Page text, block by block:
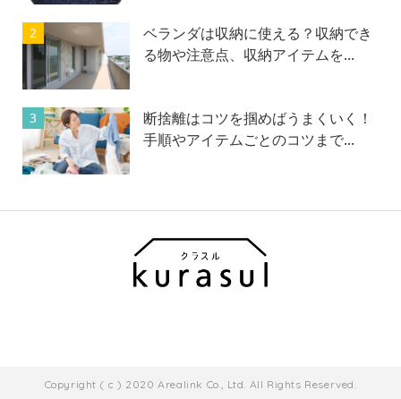
2
ベランダは収納に使える？収納でき
る物や注意点、収納アイテムを...
3
断捨離はコツを掴めばうまくいく！
手順やアイテムごとのコツまで...
Copyright ( c ) 2020 Arealink Co., Ltd. All Rights Reserved.